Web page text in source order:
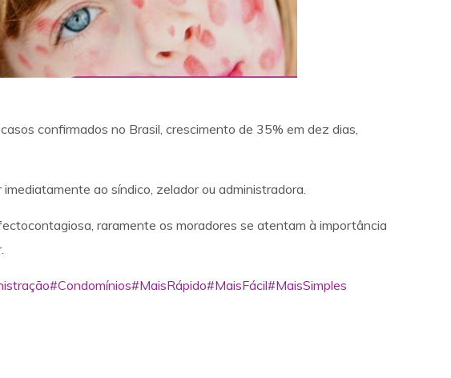
confirmados no Brasil, crescimento de 35% em dez dias,
ao síndico, zelador ou administradora.
raramente os moradores se atentam à importância
#Condomínios#MaisRápido#MaisFácil#MaisSimples